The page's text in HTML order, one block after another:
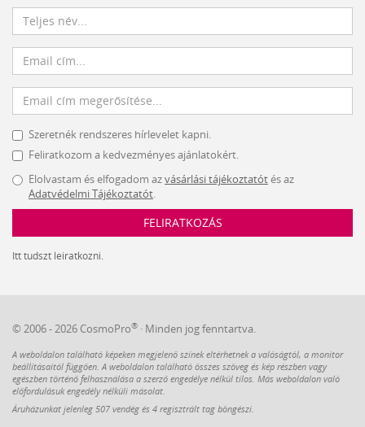
Szeretnék rendszeres hírlevelet kapni.
Feliratkozom a kedvezményes ajánlatokért.
Elolvastam és elfogadom azvásárlási tájékoztatótés az
Adatvédelmi Tájékoztatót.
FELIRATKOZÁS
Itt tudszt leiratkozni.
© 2006 - 2026 CosmoPro® · Minden jog fenntartva.
A weboldalon található képeken megjelenő színek eltérhetnek a valóságtól, a monitor
beállításaitól függően. A weboldalon található összes szöveg és kép részben vagy
egészben történő felhasználása a szerző engedélye nélkül tilos. Más weboldalon való
előfordulásuk engedély nélküli másolat.
Áruházunkat jelenleg 507 vendég és 4 regisztrált tag böngészi.